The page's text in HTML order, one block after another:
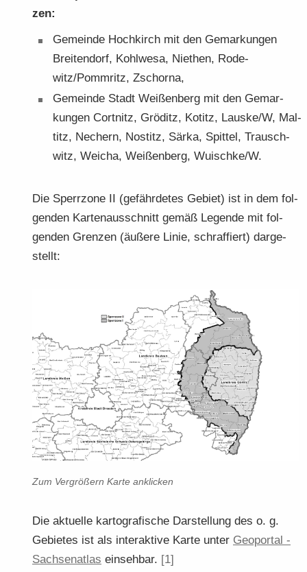
zen:
Ge­mein­de Hoch­kirch mit den Ge­mar­kun­gen
Brei­ten­dorf, Kohl­we­sa, Nie­then, Ro­de­
witz/Pomm­ritz, Zschor­na,
Ge­mein­de Stadt Wei­ßen­berg mit den Ge­mar­
kun­gen Cort­nitz, Grö­ditz, Ko­titz, Laus­ke/W, Mal­
titz, Ne­chern, Nostitz, Särka, Spit­tel, Trausch­
witz, Wei­cha, Wei­ßen­berg, Wuisch­ke/W.
Die Sperr­zo­ne II (ge­fähr­de­tes Ge­biet) ist in dem fol­
gen­den Kar­ten­aus­schnitt gemäß Le­gen­de mit fol­
gen­den Gren­zen (äu­ße­re Linie, schraf­fiert) dar­ge­
stellt:
Zum Ver­grö­ßern Karte an­kli­cken
Die ak­tu­el­le kar­to­gra­fi­sche Dar­stel­lung des o. g.
Ge­bie­tes ist als in­ter­ak­ti­ve Karte unter Geo­por­tal -​​​
Sach­sen­at­las ein­seh­bar. [1]